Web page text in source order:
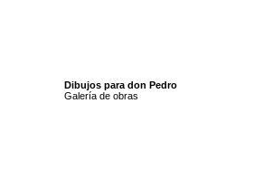
Dibujos para don Pedro
Galería de obras